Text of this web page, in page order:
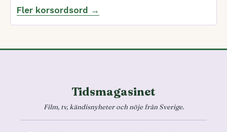
Fler korsordsord →
Tidsmagasinet
Film, tv, kändisnyheter och nöje från Sverige.